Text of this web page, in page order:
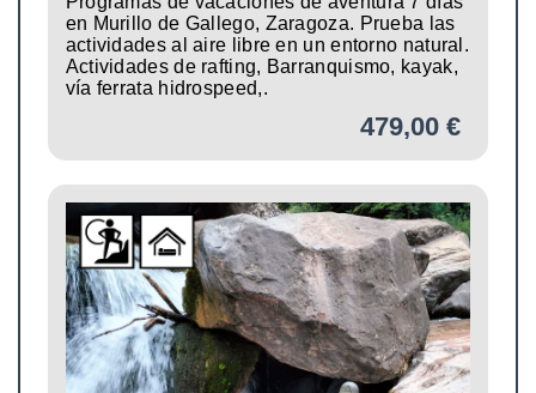
en Murillo de Gallego, Zaragoza. Prueba las
actividades al aire libre en un entorno natural.
Actividades de rafting, Barranquismo, kayak,
vía ferrata hidrospeed,.
479,00 €